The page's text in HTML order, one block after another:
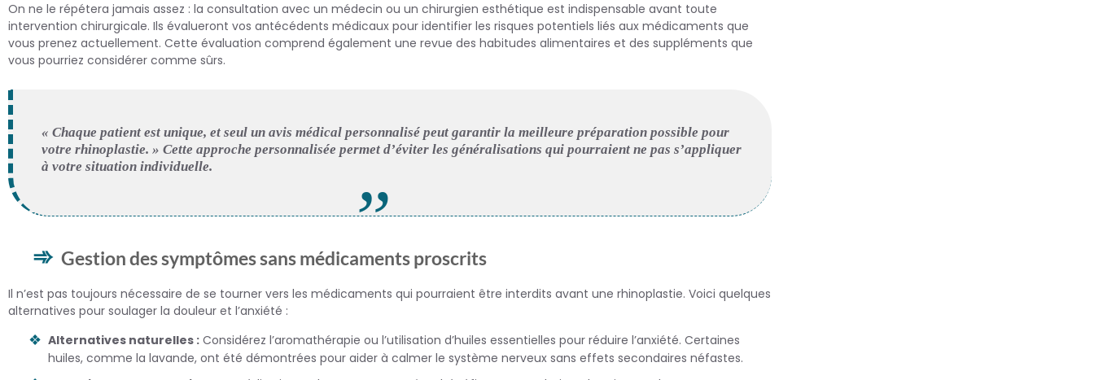
On ne le répétera jamais assez : la consultation avec un médecin ou un chirurgien esthétique est indispensable avant toute
intervention chirurgicale. Ils évalueront vos antécédents médicaux pour identifier les risques potentiels liés aux médicaments que
vous prenez actuellement. Cette évaluation comprend également une revue des habitudes alimentaires et des suppléments que
vous pourriez considérer comme sûrs.
« Chaque patient est unique, et seul un avis médical personnalisé peut garantir la meilleure préparation possible pour
votre rhinoplastie. » Cette approche personnalisée permet d’éviter les généralisations qui pourraient ne pas s’appliquer
à votre situation individuelle.
Gestion des symptômes sans médicaments proscrits
Il n’est pas toujours nécessaire de se tourner vers les médicaments qui pourraient être interdits avant une rhinoplastie. Voici quelques
alternatives pour soulager la douleur et l’anxiété :
Alternatives naturelles : Considérez l’aromathérapie ou l’utilisation d’huiles essentielles pour réduire l’anxiété. Certaines
huiles, comme la lavande, ont été démontrées pour aider à calmer le système nerveux sans effets secondaires néfastes.